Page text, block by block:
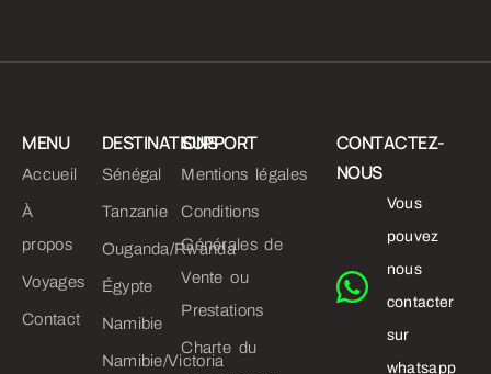
MENU
Accueil
À
propos
Voyages
Contact
DESTINATIONS
Sénégal
Tanzanie
Ouganda/Rwanda
Égypte
Namibie
Namibie/Victoria
SUPPORT
Mentions légales
Conditions
Générales de
Vente ou
Prestations
Charte du
CONTACTEZ-
NOUS
Vous
pouvez
nous
contacter
sur
whatsapp